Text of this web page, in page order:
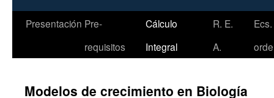
Presentación Pre-
requisitos
Cálculo
Integral
R. E.
A.
Modelos de crecimiento en Biología